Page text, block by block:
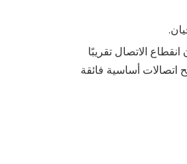
الاتصال تقريبًا
فهو يتيح اتصالات أساسية فائقة